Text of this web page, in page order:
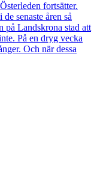
fortsätter.
senaste åren så
på Landskrona stad att
På en dryg vecka
Och när dessa